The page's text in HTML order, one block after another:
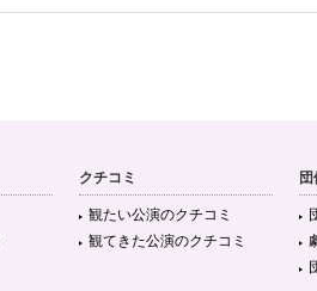
クチコミ
観たい公演のクチコミ
観てきた公演のクチコミ